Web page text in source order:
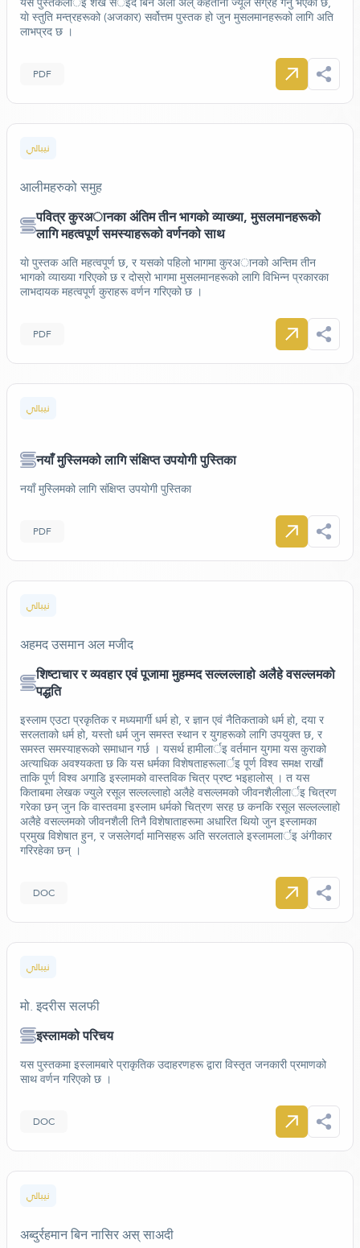
याे स्तुति मन्त्रहरूको (अजकार) सर्वोत्तम पुस्तक हो जुन मुसलमानहरूको लागि अति
लाभप्रद छ ।
PDF
نيبالي
आलीमहरुको समुह
पवित्र कुरअानका अंतिम तीन भागको व्याख्या, मुसलमानहरूको
लागि महत्वपूर्ण समस्याहरूको वर्णनको साथ
याे पुस्तक अति महत्वपूर्ण छ, र यसको पहिलो भागमा कुरअानको अन्तिम तीन
भागको व्याख्या गरिएको छ र दोस्रो भागमा मुसलमानहरूको लागि विभिन्न प्रकारका
लाभदायक महत्वपूर्ण कुराहरू वर्णन गरिएको छ ।
PDF
نيبالي
नयाँ मुस्लिमको लागि संक्षिप्त उपयोगी पुस्तिका
नयाँ मुस्लिमको लागि संक्षिप्त उपयोगी पुस्तिका
PDF
نيبالي
अहमद उसमान अल मजीद
शिष्टाचार र व्यवहार एवं पूजामा मुहम्मद सल्लल्लाहो अलैहे वसल्लमको
पद्धति
इस्लाम एउटा प्रकृतिक र मध्यमार्गी धर्म हो, र ज्ञान एवं नैतिकताको धर्म हो, दया र
सरलताको धर्म हो, यस्तो धर्म जुन समस्त स्थान र युगहरूको लागि उपयुक्त छ, र
समस्त समस्याहरूको समाधान गर्छ । यसर्थ हामीलार्इ वर्तमान युगमा यस कुराको
अत्याधिक अवश्यकता छ कि यस धर्मका विशेषताहरूलार्इ पूर्ण विश्व समक्ष राखौं
ताकि पूर्ण विश्व अगाडि इस्लामको वास्तविक चित्र प्रष्ट भइहालोस् । त यस
किताबमा लेखक ज्युले रसूल सल्लल्लाहो अलैहे वसल्लमको जीवनशैलीलार्इ चित्रण
गरेका छन् जुन कि वास्तवमा इस्लाम धर्मको चित्रण सरह छ कनकि रसूल सल्लल्लाहो
अलैहे वसल्लमको जीवनशैली तिनै विशेषाताहरूमा अधारित थियो जुन इस्लामका
प्रमुख विशेषात हुन, र जसलेगर्दा मानिसहरू अति सरलताले इस्लामलार्इ अंगीकार
गरिरहेका छन् ।
DOC
نيبالي
मो. इदरीस सलफी
इस्लामको परिचय
यस पुस्तकमा इस्लामबारे प्राकृतिक उदाहरणहरू द्वारा विस्तृत जनकारी प्रमाणको
साथ वर्णन गरिएको छ ।
DOC
نيبالي
अब्दुर्रहमान बिन नासिर अस् साअदी